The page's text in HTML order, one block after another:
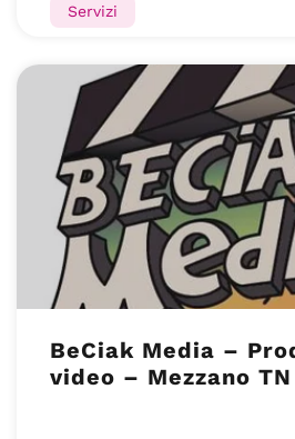
Servizi
BeCiak Media –
video – Mezzano TN